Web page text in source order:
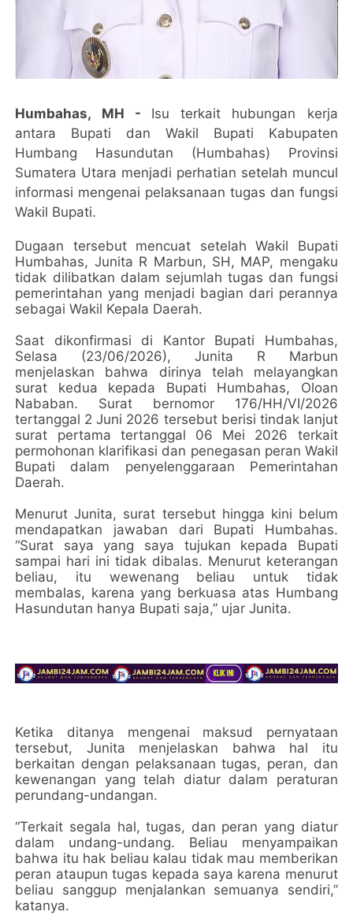
Humbahas, MH - Isu terkait hubungan kerja
antara Bupati dan Wakil Bupati Kabupaten
Humbang Hasundutan (Humbahas) Provinsi
Sumatera Utara menjadi perhatian setelah muncul
informasi mengenai pelaksanaan tugas dan fungsi
Wakil Bupati.
Dugaan tersebut mencuat setelah Wakil Bupati
Humbahas, Junita R Marbun, SH, MAP, mengaku
tidak dilibatkan dalam sejumlah tugas dan fungsi
pemerintahan yang menjadi bagian dari perannya
sebagai Wakil Kepala Daerah.
Saat dikonfirmasi di Kantor Bupati Humbahas,
Selasa (23/06/2026), Junita R Marbun
menjelaskan bahwa dirinya telah melayangkan
surat kedua kepada Bupati Humbahas, Oloan
Nababan. Surat bernomor 176/HH/VI/2026
tertanggal 2 Juni 2026 tersebut berisi tindak lanjut
surat pertama tertanggal 06 Mei 2026 terkait
permohonan klarifikasi dan penegasan peran Wakil
Bupati dalam penyelenggaraan Pemerintahan
Daerah.
Menurut Junita, surat tersebut hingga kini belum
mendapatkan jawaban dari Bupati Humbahas.
“Surat saya yang saya tujukan kepada Bupati
sampai hari ini tidak dibalas. Menurut keterangan
beliau, itu wewenang beliau untuk tidak
membalas, karena yang berkuasa atas Humbang
Hasundutan hanya Bupati saja,” ujar Junita.
Ketika ditanya mengenai maksud pernyataan
tersebut, Junita menjelaskan bahwa hal itu
berkaitan dengan pelaksanaan tugas, peran, dan
kewenangan yang telah diatur dalam peraturan
perundang-undangan.
“Terkait segala hal, tugas, dan peran yang diatur
dalam undang-undang. Beliau menyampaikan
bahwa itu hak beliau kalau tidak mau memberikan
peran ataupun tugas kepada saya karena menurut
beliau sanggup menjalankan semuanya sendiri,”
katanya.